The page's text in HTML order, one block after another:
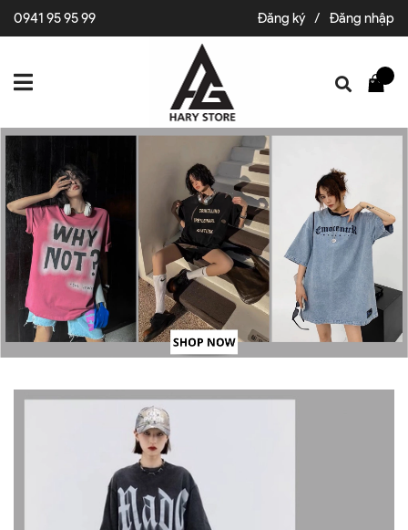
0941 95 95 99 Đăng ký / Đăng nhập